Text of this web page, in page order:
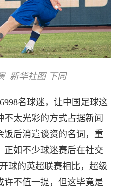
新华社图 下同
名球迷，让中国足球这
太光彩的方式占据新闻
饭后消遣谈资的名词，重
如不少球迷赛后在社交
球的英超联赛相比，超级
不值一提，但这毕竟是